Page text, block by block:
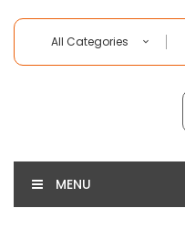
All Categories
MENU